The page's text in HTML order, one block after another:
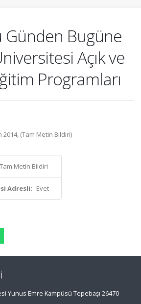
Günden Bugüne
Açık ve
Programları
2014, (Tam Metin Bildiri)
Metin Bildiri
Adresli: Evet
Yunus Emre Kampüsü Tepebaşı 26470